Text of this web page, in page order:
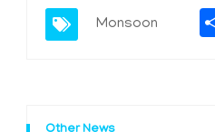
Monsoon